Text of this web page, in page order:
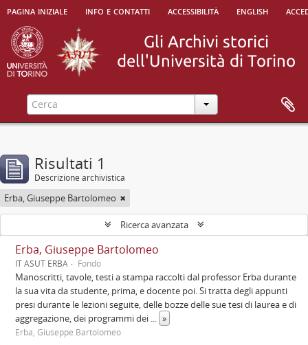
pagina iniziale info e contatti accessibilità english
Risultati 1
Descrizione archivistica
Erba, Giuseppe Bartolomeo
Ricerca avanzata
Erba, Giuseppe Bartolomeo
IT ASUT ERBA Fondo
Manoscritti, tavole, testi a stampa raccolti dal professor Erba durante
la sua vita da studente, prima, e docente poi. Si tratta degli appunti
presi durante le lezioni seguite, delle bozze delle sue tesi di laurea e di
aggregazione, dei programmi dei ... »
Erba, Giuseppe Bartolomeo